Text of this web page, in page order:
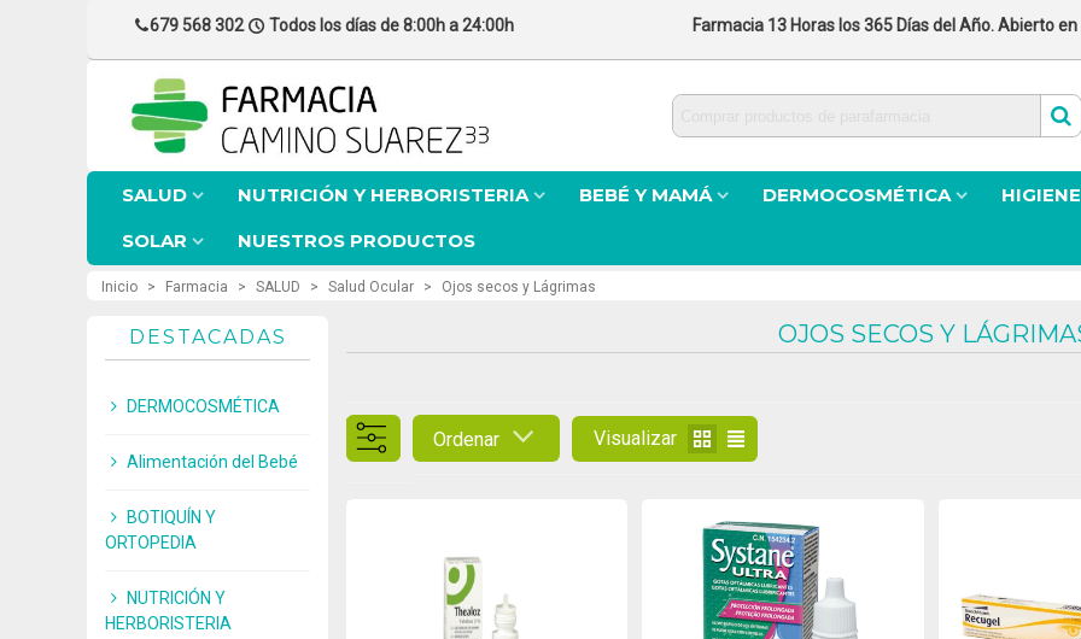
679 568 302 Todos los días de 8:00h a 24:00h Farmacia 13 Horas los 365 Días del Año. Abierto
SALUD NUTRICIÓN Y HERBORISTERIA BEBÉ Y MAMÁ DERMOCOSMÉTICA HIGIENE
SOLAR
NUESTROS PRODUCTOS
Inicio > Farmacia > SALUD > Salud Ocular > Ojos secos y Lágrimas
DESTACADAS
DERMOCOSMÉTICA
Alimentación del Bebé
BOTIQUÍN Y
ORTOPEDIA
NUTRICIÓN Y
HERBORISTERIA
OJOS SECOS Y
Ordenar Visualizar